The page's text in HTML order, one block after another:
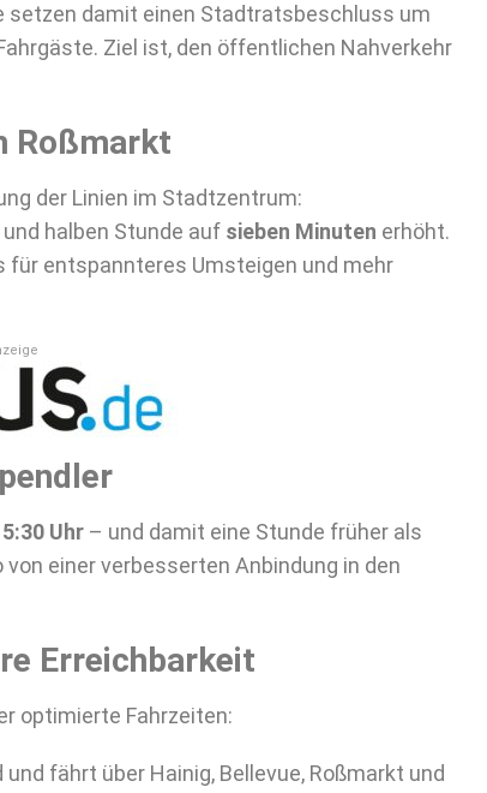
setzen damit einen Stadtratsbeschluss um
Ziel ist, den öffentlichen Nahverkehr
Roßmarkt
der Linien im Stadtzentrum:
halben Stunde auf sieben Minuten erhöht.
für entspannteres Umsteigen und mehr
Uhr – und damit eine Stunde früher als
einer verbesserten Anbindung in den
Erreichbarkeit
optimierte Fahrzeiten:
fährt über Hainig, Bellevue, Roßmarkt und